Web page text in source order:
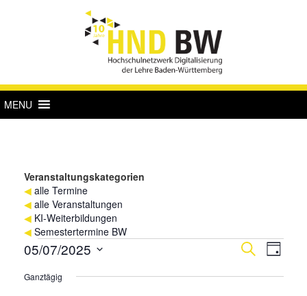
MENU
Veranstaltungskategorien
◀ alle Termine
◀ alle Veranstaltungen
◀ KI-Weiterbildungen
◀ Semestertermine BW
Veranstaltungen
für Suche
SucheTag
05/07/2025
wählen.
Ganztägig